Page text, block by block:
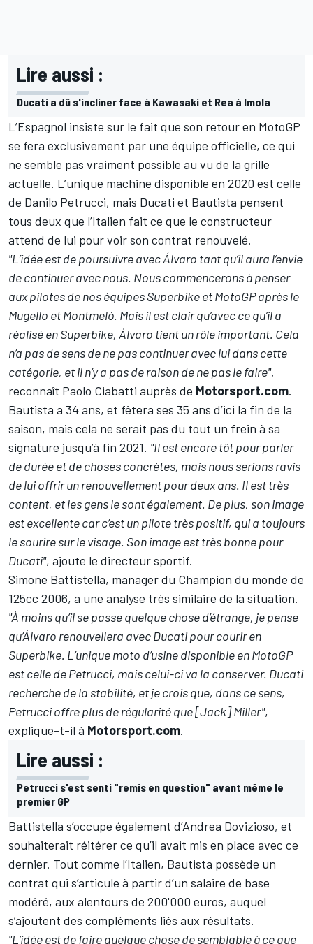
Lire aussi :
Ducati a dû s'incliner face à Kawasaki et Rea à Imola
L’Espagnol insiste sur le fait que son retour en MotoGP
se fera exclusivement par une équipe officielle, ce qui
ne semble pas vraiment possible au vu de la grille
actuelle. L’unique machine disponible en 2020 est celle
de Danilo Petrucci, mais Ducati et Bautista pensent
tous deux que l’Italien fait ce que le constructeur
attend de lui pour voir son contrat renouvelé.
"L’idée est de poursuivre avec Álvaro tant qu’il aura l’envie
de continuer avec nous. Nous commencerons à penser
aux pilotes de nos équipes Superbike et MotoGP après le
Mugello et Montmeló. Mais il est clair qu’avec ce qu’il a
réalisé en Superbike, Álvaro tient un rôle important. Cela
n’a pas de sens de ne pas continuer avec lui dans cette
catégorie, et il n’y a pas de raison de ne pas le faire",
reconnaît Paolo Ciabatti auprès de Motorsport.com.
Bautista a 34 ans, et fêtera ses 35 ans d’ici la fin de la
saison, mais cela ne serait pas du tout un frein à sa
signature jusqu’à fin 2021. "Il est encore tôt pour parler
de durée et de choses concrètes, mais nous serions ravis
de lui offrir un renouvellement pour deux ans. Il est très
content, et les gens le sont également. De plus, son image
est excellente car c’est un pilote très positif, qui a toujours
le sourire sur le visage. Son image est très bonne pour
Ducati", ajoute le directeur sportif.
Simone Battistella, manager du Champion du monde de
125cc 2006, a une analyse très similaire de la situation.
"À moins qu’il se passe quelque chose d’étrange, je pense
qu’Álvaro renouvellera avec Ducati pour courir en
Superbike. L’unique moto d’usine disponible en MotoGP
est celle de Petrucci, mais celui-ci va la conserver. Ducati
recherche de la stabilité, et je crois que, dans ce sens,
Petrucci offre plus de régularité que [Jack] Miller",
explique-t-il à Motorsport.com.
Lire aussi :
Petrucci s'est senti "remis en question" avant même le
premier GP
Battistella s’occupe également d’Andrea Dovizioso, et
souhaiterait réitérer ce qu’il avait mis en place avec ce
dernier. Tout comme l’Italien, Bautista possède un
contrat qui s’articule à partir d’un salaire de base
modéré, aux alentours de 200'000 euros, auquel
s’ajoutent des compléments liés aux résultats.
"L’idée est de faire quelque chose de semblable à ce que